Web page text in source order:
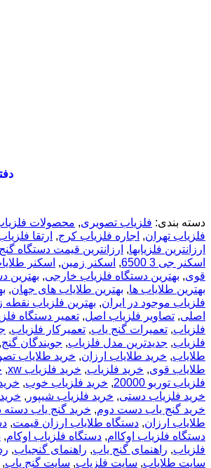
دسته بندی: فلزیاب تصویری, محصولات
فلزیاب تهران, اجاره فلزیاب کرج, ارتقا
ارزانترین فلزیابها, ارزانترین قیمت دستگاه
اسکنر جی 3 6500
, اسکنر زمین, اسکنر
قوی, بهترین دستگاه فلزیاب خارجی, بهترین
بهترین طلایاب ها, بهترین طلایاب های جهان,
فلزیاب موجود در ایران, بهترین فلزیاب نقطه
اصلی, تصاویر فلزیاب اصل, تعمیر دستگاه
فلزیاب, تعمیرات گنج یاب, تعمیرکار فلزیاب,
فلزیاب, جدیدترین مدل فلزیاب, جویندگان گنج,
طلایاب, خرید طلایاب ارزان, خرید طلایاب
طلایاب قوی, خرید فلزیاب, خرید فلزیاب xw ,
فلزیاب توربو 20000
, خرید فلزیاب خوب,
خرید فلزیاب دستی, خرید فلزیاب شیپور ,
خرید گنج یاب دست دوم, خرید گنج یاب دسته
طلایاب ارزان, دستگاه طلایاب ارزان قیمت,
دستگاه فلزیاب اوکاام, دستگاه فلزیاب اوکام,
فلزیاب, راهنمای گنج یاب, راهنمای گنجیاب,
سایت طلایاب, سایت فلزیاب, سایت گنج یاب,